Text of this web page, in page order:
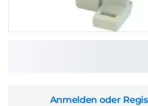
Anmelden oder